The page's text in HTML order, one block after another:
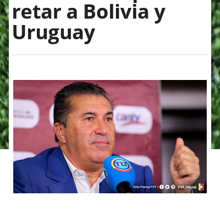
retar a Bolivia y
Uruguay